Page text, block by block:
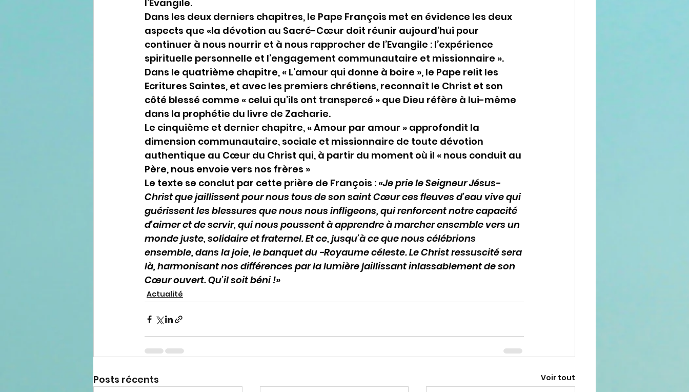
l’Evangile.
Dans les deux derniers chapitres, le Pape François met en évidence les deux
aspects que «la dévotion au Sacré-Cœur doit réunir aujourd’hui pour
continuer à nous nourrir et à nous rapprocher de l’Evangile : l’expérience
spirituelle personnelle et l’engagement communautaire et missionnaire ».
Dans le quatrième chapitre, « L’amour qui donne à boire », le Pape relit les
Ecritures Saintes, et avec les premiers chrétiens, reconnaît le Christ et son
côté blessé comme « celui qu’ils ont transpercé » que Dieu réfère à lui-même
dans la prophétie du livre de Zacharie.
Le cinquième et dernier chapitre, « Amour par amour » approfondit la
dimension communautaire, sociale et missionnaire de toute dévotion
authentique au Cœur du Christ qui, à partir du moment où il « nous conduit au
Père, nous envoie vers nos frères »
Le texte se conclut par cette prière de François : «Je prie le Seigneur Jésus-
Christ que jaillissent pour nous tous de son saint Cœur ces fleuves d’eau vive qui
guérissent les blessures que nous nous infligeons, qui renforcent notre capacité
d’aimer et de servir, qui nous poussent à apprendre à marcher ensemble vers un
monde juste, solidaire et fraternel. Et ce, jusqu’à ce que nous célébrions
ensemble, dans la joie, le banquet du -Royaume céleste. Le Christ ressuscité sera
là, harmonisant nos différences par la lumière jaillissant inlassablement de son
Cœur ouvert. Qu’il soit béni !»
Actualité
Posts récents Voir tout